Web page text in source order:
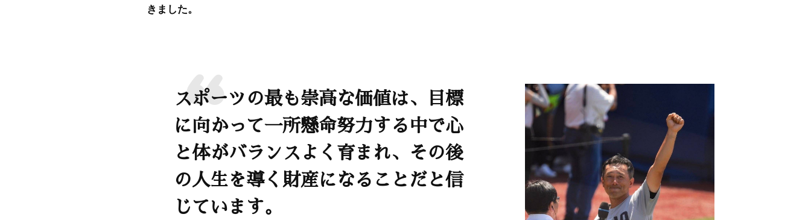
きました。
スポーツの最も崇高な価値は、目標
に向かって一所懸命努力する中で心
と体がバランスよく育まれ、その後
の人生を導く財産になることだと信
じています。